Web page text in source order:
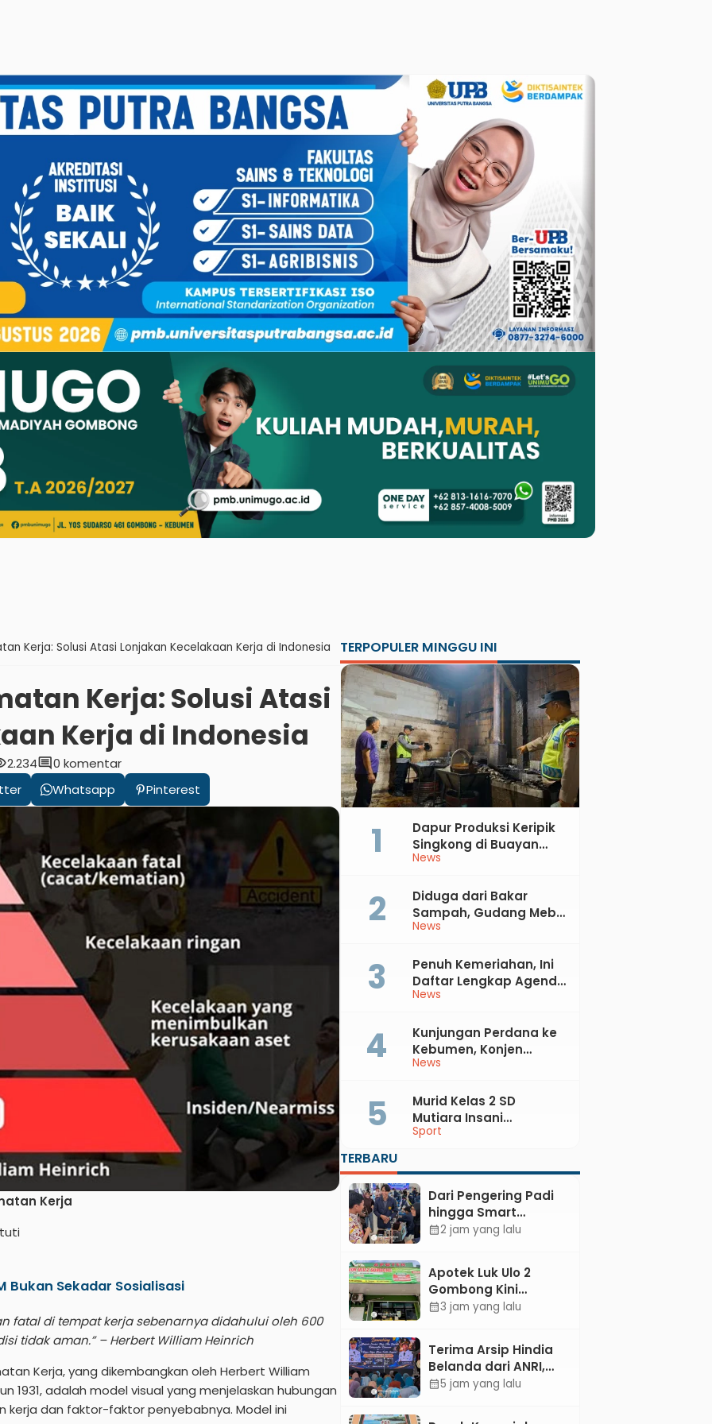
Kerja: Solusi Atasi Lonjakan Kecelakaan Kerja di Indonesia
Kerja: Solusi Atasi
Kerja di Indonesia
2.234comment0 komentar
Whatsapp Pinterest
Kerja
Bukan Sekadar Sosialisasi
fatal di tempat kerja sebenarnya didahului oleh 600
tidak aman.” – Herbert William Heinrich
Kerja, yang dikembangkan oleh Herbert William
1931, adalah model visual yang menjelaskan hubungan
kerja dan faktor-faktor penyebabnya. Model ini
TERPOPULER MINGGU INI
News
Dapur Produksi Keripik
Singkong di Buayan
Terbakar, Kerugian
News
Diduga dari Bakar
Sampah, Gudang Mebel
di Petanahan Hangus
News
Penuh Kemeriahan, Ini
Daftar Lengkap Agenda
Peringatan HUT ke-81 RI
Kabupaten Kebumen
News
Kunjungan Perdana ke
Kebumen, Konjen
Australia Temui Bupati
Sport
Murid Kelas 2 SD
Mutiara Insani
Muhammadiyah
dan Perak di Kejurda
Tapak Suci Kebumen
2026
TERBARU
Dari Pengering Padi
hingga Smart
Parking: Mahasiswa
calendar_month2 jam yang lalu
Apotek Luk Ulo 2
Gombong Kini
Dilengkapi Layanan
calendar_month3 jam yang lalu
Terima Arsip Hindia
Belanda dari ANRI,
Pemkab Kebumen
calendar_month5 jam yang lalu